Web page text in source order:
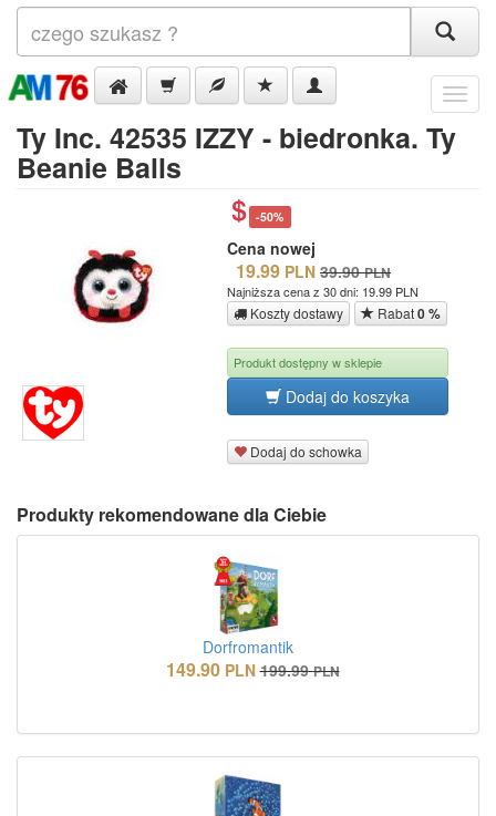
Menu
Ty Inc. 42535 IZZY - biedronka. Ty
Beanie Balls
-50%
Cena nowej
19.99 PLN 39.90 PLN
Najniższa cena z 30 dni: 19.99 PLN
Koszty dostawy Rabat0 %
Produkt dostępny w sklepie
Dodaj do koszyka
Dodaj do schowka
Produkty rekomendowane dla Ciebie
Dorfromantik
149.90 PLN 199.99 PLN